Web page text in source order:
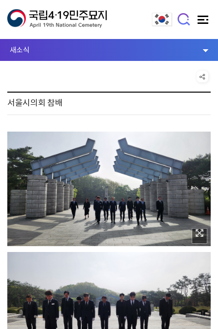
새소식
서울시의회 참배